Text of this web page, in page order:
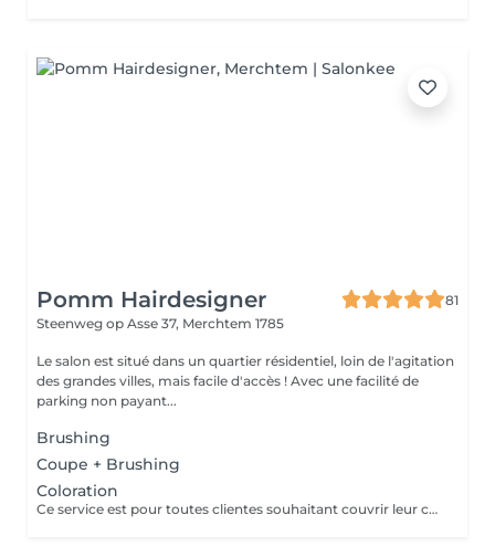
Pomm Hairdesigner
81
Steenweg op Asse 37, Merchtem 1785
Le salon est situé dans un quartier résidentiel, loin de l'agitation
des grandes villes, mais facile d'accès ! Avec une facilité de
parking non payant...
Brushing
Coupe + Brushing
Coloration
Ce service est pour toutes clientes souhaitant couvrir leur cheveux blanc ! Faire une couleur ton sur ton, refoncer ou éclaircir d'un ton! Ce service n'est pas adapté pour les clientes souhaitant faire un blond sur une base foncer ! Une service de couleur n'est pas une service mèches (éclaircissement!!) .